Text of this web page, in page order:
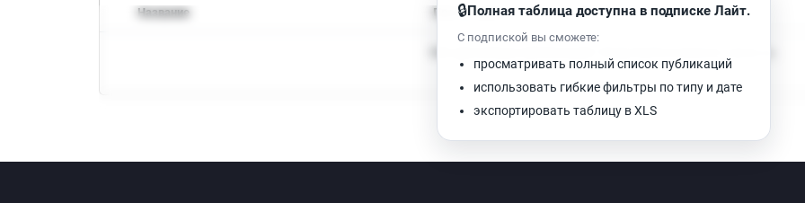
Название Просмотров Время чтения
🔒Полная таблица доступна в подписке Лайт.
С подпиской вы сможете:
просматривать полный список публикаций
использовать гибкие фильтры по типу и дате
экспортировать таблицу в XLS